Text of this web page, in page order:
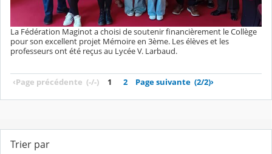
La Fédération Maginot a choisi de soutenir financièrement le Collège
pour son excellent projet Mémoire en 3ème. Les élèves et les
professeurs ont été reçus au Lycée V. Larbaud.
‹Page précédente (-/-) 1 2 Page suivante (2/2)›
Trier par